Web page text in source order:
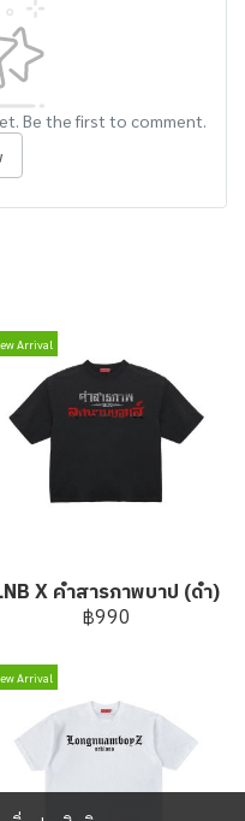
Be the first to comment.
Arrival
X คำสารภาพบาป (ดำ)
฿990
Arrival